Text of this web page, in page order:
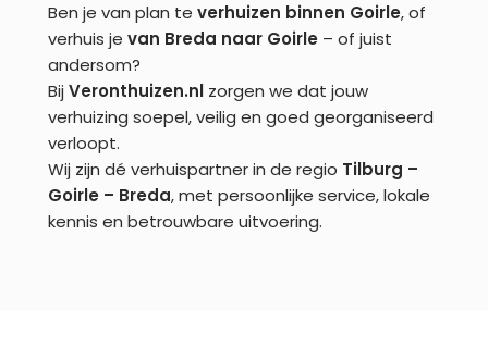
Ben je van plan te verhuizen binnen Goirle, of
verhuis je van Breda naar Goirle – of juist
andersom?
BijVeronthuizen.nl zorgen we dat jouw
verhuizing soepel, veilig en goed georganiseerd
verloopt.
Wij zijn dé verhuispartner in de regio Tilburg –
Goirle – Breda, met persoonlijke service, lokale
kennis en betrouwbare uitvoering.